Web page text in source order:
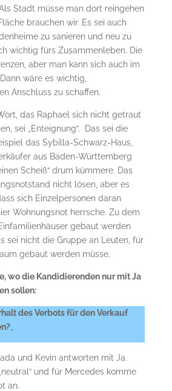
Stadt müsse man dort reingehen
brauchen wir. Es sei auch
zu sanieren und neu zu
wichtig fürs Zusammenleben. Die
aber man kann sich auch im
wäre es wichtig,
Anschluss zu schaffen.
das Raphael sich nicht getraut
sei „Enteignung“. Das sei die
das Sybilla-Schwarz-Haus,
aus Baden-Württemberg
Scheiß“ drum kümmere. Das
nicht lösen, aber es
sich Einzelpersonen daran
Wohnungsnot herrsche. Zu dem
gebaut werden
sei nicht die Gruppe an Leuten, für
gebaut werden müsse.
wo die Kandidierenden nur mit Ja
sollen:
des Verbots für den Verkauf
„
und Kevin antworten mit Ja.
und für Mercedes komme
an.